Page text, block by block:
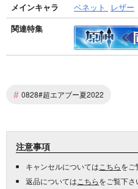
メインキャラ ベネット
レザー
関連特集
# 0828#超エアブー夏2022
注意事項
キャンセルについては こちらをご
返品については こちらをご覧下さ